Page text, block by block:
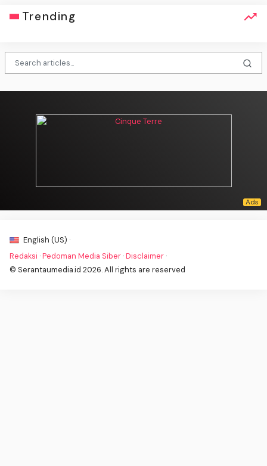
Trending
English (US) ·
Redaksi ·Pedoman Media Siber ·Disclaimer ·
© Serantaumedia.id 2026. All rights are reserved